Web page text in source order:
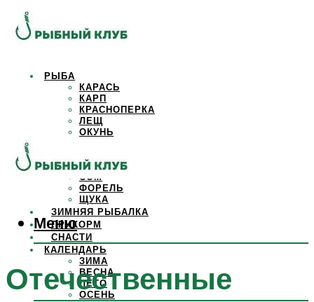
РЫБА
КАРАСЬ
КАРП
КРАСНОПЕРКА
ЛЕЩ
ОКУНЬ
САЗАН
СОМ
ФОРЕЛЬ
ЩУКА
ЗИМНЯЯ РЫБАЛКА
ПРИКОРМ
СНАСТИ
КАЛЕНДАРЬ
ЗИМА
ВЕСНА
ЛЕТО
ОСЕНЬ
Меню
Отечественные